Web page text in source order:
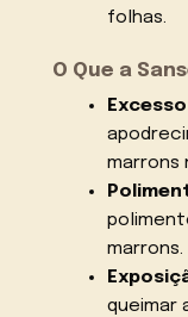
folhas.
O Que a
marrons
marrons.
queimar